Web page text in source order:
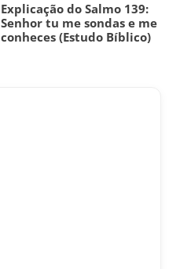
Explicação do Salmo 139:
Senhor tu me sondas e me
conheces (Estudo Bíblico)